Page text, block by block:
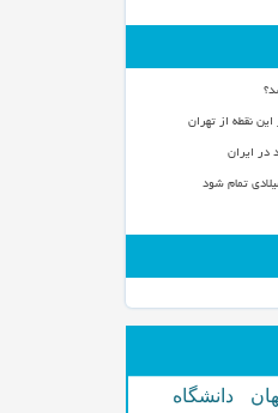
نقطه از تهران
در ایران
تمام شود
دانشگاه